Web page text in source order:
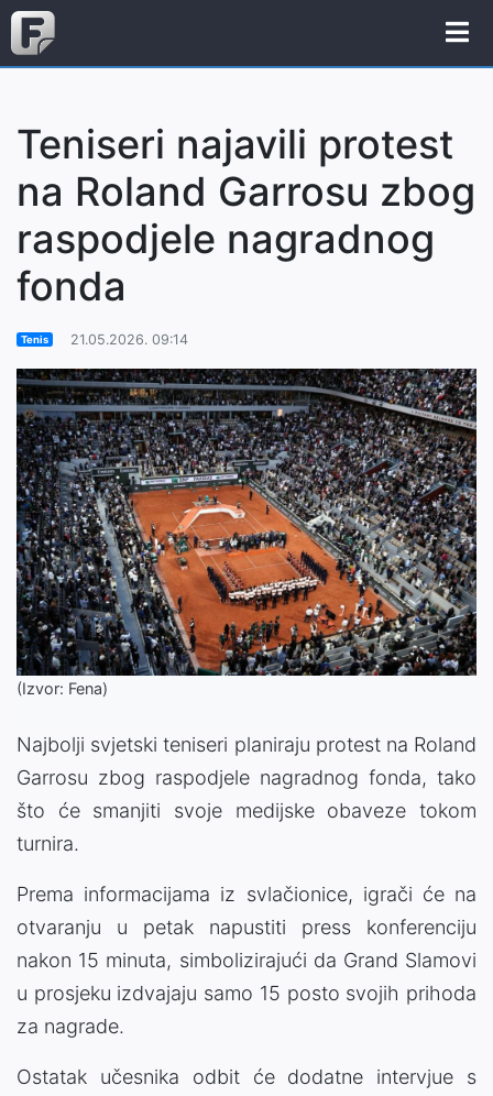
Teniseri najavili protest
na Roland Garrosu zbog
raspodjele nagradnog
fonda
Tenis 21.05.2026. 09:14
(Izvor: Fena)
Najbolji svjetski teniseri planiraju protest na Roland
Garrosu zbog raspodjele nagradnog fonda, tako
što će smanjiti svoje medijske obaveze tokom
turnira.
Prema informacijama iz svlačionice, igrači će na
otvaranju u petak napustiti press konferenciju
nakon 15 minuta, simbolizirajući da Grand Slamovi
u prosjeku izdvajaju samo 15 posto svojih prihoda
za nagrade.
Ostatak učesnika odbit će dodatne intervjue s